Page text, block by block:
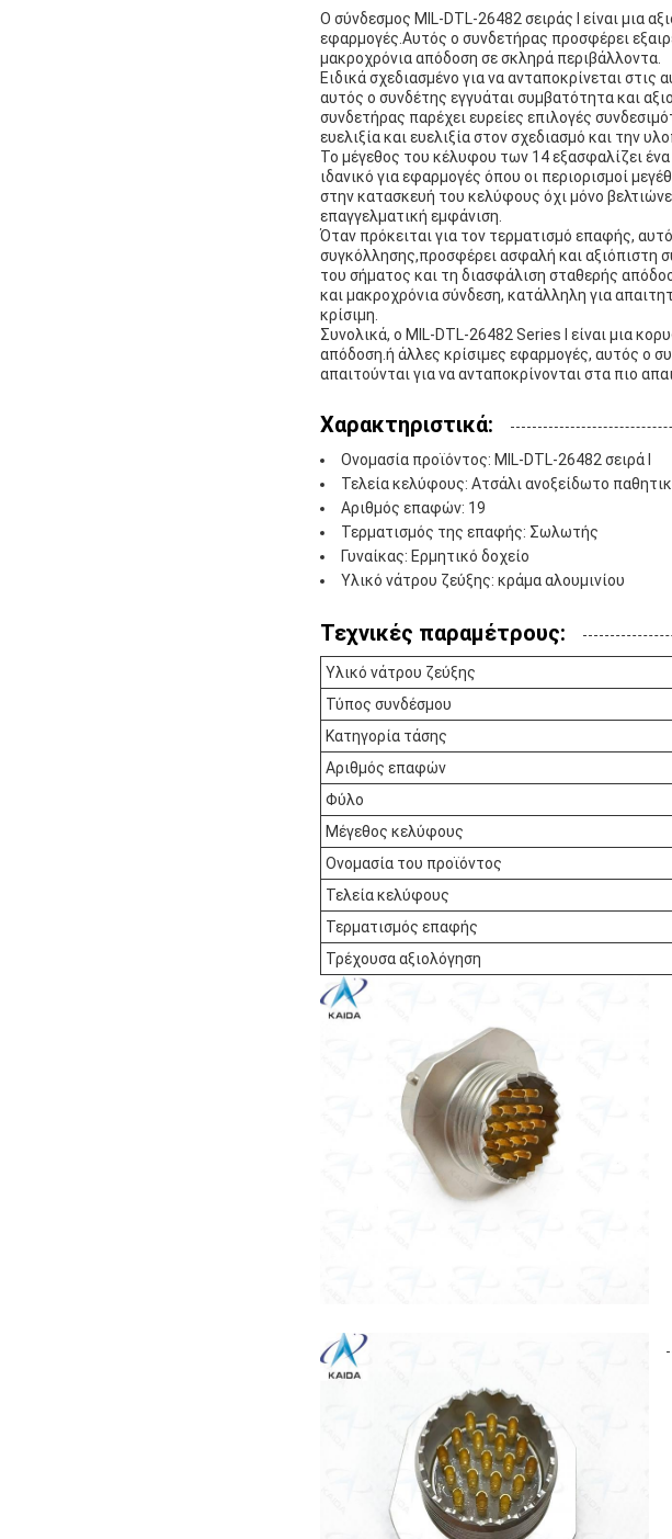
Ο σύνδεσμος MIL-DTL-26482 σειράς I είναι μια
εφαρμογές.Αυτός ο συνδετήρας προσφέρει
μακροχρόνια απόδοση σε σκληρά περιβάλλοντα.
Ειδικά σχεδιασμένο για να ανταποκρίνεται
αυτός ο συνδέτης εγγυάται συμβατότητα και
συνδετήρας παρέχει ευρείες επιλογές
ευελιξία και ευελιξία στον σχεδιασμό και την
Το μέγεθος του κέλυφου των 14 εξασφαλίζει
ιδανικό για εφαρμογές όπου οι περιορισμοί
στην κατασκευή του κελύφους όχι μόνο
επαγγελματική εμφάνιση.
Όταν πρόκειται για τον τερματισμό επαφής,
συγκόλλησης,προσφέρει ασφαλή και αξιόπιστη
του σήματος και τη διασφάλιση σταθερής
και μακροχρόνια σύνδεση, κατάλληλη για
κρίσιμη.
Συνολικά, ο MIL-DTL-26482 Series I είναι μια
απόδοση.ή άλλες κρίσιμες εφαρμογές, αυτός ο
απαιτούνται για να ανταποκρίνονται στα πιο
Χαρακτηριστικά:
Ονομασία προϊόντος: MIL-DTL-26482 σειρά I
Τελεία κελύφους: Ατσάλι ανοξείδωτο
Αριθμός επαφών: 19
Τερματισμός της επαφής: Σωλωτής
Γυναίκας: Ερμητικό δοχείο
Υλικό νάτρου ζεύξης: κράμα αλουμινίου
Τεχνικές παραμέτρους:
Υλικό νάτρου ζεύξης
Τύπος συνδέσμου
Κατηγορία τάσης
Αριθμός επαφών
Φύλο
Μέγεθος κελύφους
Ονομασία του προϊόντος
Τελεία κελύφους
Τερματισμός επαφής
Τρέχουσα αξιολόγηση